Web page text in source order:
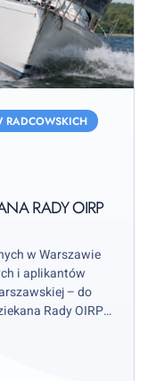
RADCOWSKICH
RADY OIRP
w Warszawie
i aplikantów
– do
Rady OIRP
czym